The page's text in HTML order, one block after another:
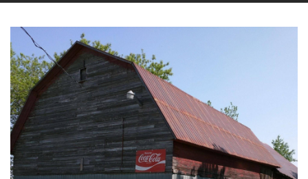
nouvelle arrivage aout
Album
Portes
Fenêtres
Chaises
Contact